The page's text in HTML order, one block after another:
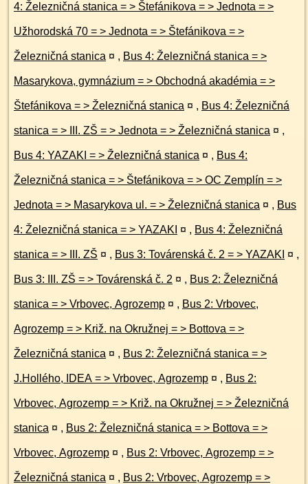
4: Železničná stanica = > Štefánikova = > Jednota = >
Užhorodská 70 = > Jednota = > Štefánikova = >
Železničná stanica ¤ , Bus 4: Železničná stanica = >
Masarykova, gymnázium = > Obchodná akadémia = >
Štefánikova = > Železničná stanica ¤ , Bus 4: Železničná
stanica = > III. ZŠ = > Jednota = > Železničná stanica ¤ ,
Bus 4: YAZAKI = > Železničná stanica ¤ , Bus 4:
Železničná stanica = > Štefánikova = > OC Zemplín = >
Jednota = > Masarykova ul. = > Železničná stanica ¤ , Bus
4: Železničná stanica = > YAZAKI ¤ , Bus 4: Železničná
stanica = > III. ZŠ ¤ , Bus 3: Továrenská č. 2 = > YAZAKI ¤ ,
Bus 3: III. ZŠ = > Továrenská č. 2 ¤ , Bus 2: Železničná
stanica = > Vrbovec, Agrozemp ¤ , Bus 2: Vrbovec,
Agrozemp = > Križ. na Okružnej = > Bottova = >
Železničná stanica ¤ , Bus 2: Železničná stanica = >
J.Hollého, IDEA = > Vrbovec, Agrozemp ¤ , Bus 2:
Vrbovec, Agrozemp = > Križ. na Okružnej = > Železničná
stanica ¤ , Bus 2: Železničná stanica = > Bottova = >
Vrbovec, Agrozemp ¤ , Bus 2: Vrbovec, Agrozemp = >
Železničná stanica ¤ , Bus 2: Vrbovec, Agrozemp = >